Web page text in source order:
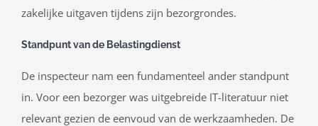
zakelijke uitgaven tijdens zijn bezorgrondes.
Standpunt van de Belastingdienst
De inspecteur nam een fundamenteel ander standpunt
in. Voor een bezorger was uitgebreide IT-literatuur niet
relevant gezien de eenvoud van de werkzaamheden. De